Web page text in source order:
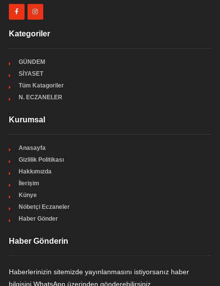
Kategoriler
GÜNDEM
SİYASET
Tüm Katagoriler
N. ECZANELER
Kurumsal
Anasayfa
Gizlilik Politikası
Hakkımızda
İlerişim
Künye
Nöbetçi Eczaneler
Haber Gönder
Haber Gönderin
Haberlerinizin sitemizde yayınlanmasını istiyorsanız haber
bilgisini WhatsApp üzerinden gönderebilirsiniz.